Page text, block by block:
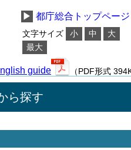
▶ 都庁総合トップページ
文字サイズ 小 中
大
最大
guide （PDF形式
ら探す